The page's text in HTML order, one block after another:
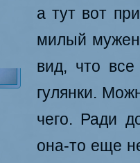
а тут вот
милый
вид, что
гулянки.
чего. Ради
она-то еще